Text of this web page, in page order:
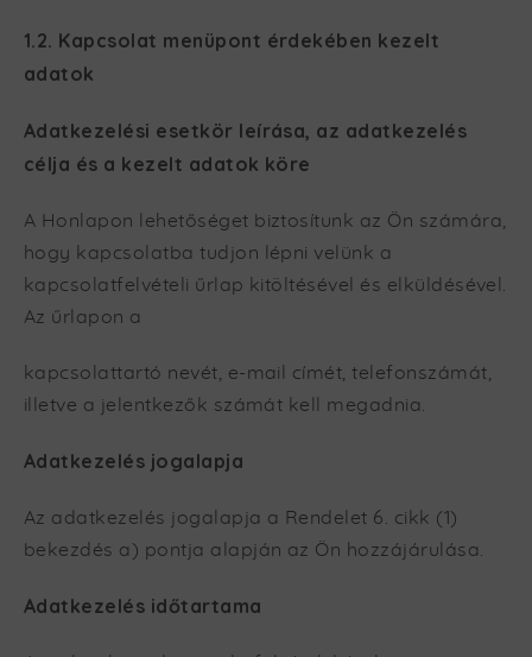
1.2. Kapcsolat menüpont érdekében kezelt
adatok
Adatkezelési esetkör leírása, az adatkezelés
célja és a kezelt adatok köre
A Honlapon lehetőséget biztosítunk az Ön számára,
hogy kapcsolatba tudjon lépni velünk a
kapcsolatfelvételi űrlap kitöltésével és elküldésével.
Az űrlapon a
kapcsolattartó nevét, e-mail címét, telefonszámát,
illetve a jelentkezők számát kell megadnia.
Adatkezelés jogalapja
Az adatkezelés jogalapja a Rendelet 6. cikk (1)
bekezdés a) pontja alapján az Ön hozzájárulása.
Adatkezelés időtartama